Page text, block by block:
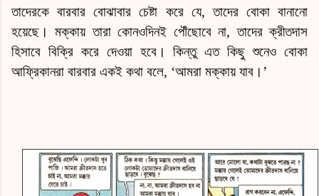
তাদেরকে বারবার বোঝাবার চেষ্টা করে যে, তাদের বোকা বানানো
হয়েছে। মক্কায় তারা কোনওদিনই পৌঁছোবে না, তাদের ক্রীতদাস
হিসাবে বিক্রি করে দেওয়া হবে। কিন্তু এত কিছু শুনেও বোকা
আফ্রিকানরা বারবার একই কথা বলে, ‘আমরা মক্কায় যাব।’